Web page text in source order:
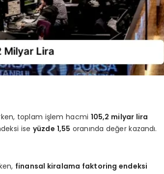
toplam işlem hacmi 105,2 milyar lira
iseyüzde 1,55 oranında değer kazandı.
finansal kiralama faktoring endeksi